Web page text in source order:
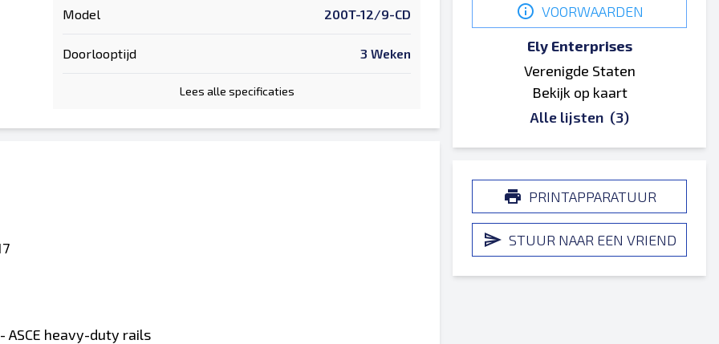
Model 200T-12/9-CD
Doorlooptijd 3 Weken
Lees alle specificaties
ASCE heavy-duty rails
VOORWAARDEN
Ely Enterprises
Verenigde Staten
Bekijk op kaart
Alle lijsten (3)
PRINTAPPARATUUR
STUUR NAAR EEN VRIEND